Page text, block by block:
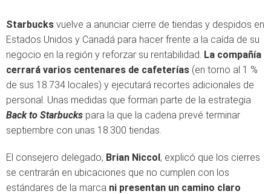
Starbucks vuelve a anunciar cierre de tiendas y despidos en
Estados Unidos y Canadá para hacer frente a la caída de su
negocio en la región y reforzar su rentabilidad. La compañía
cerrará varios centenares de cafeterías (en torno al 1 %
de sus 18.734 locales) y ejecutará recortes adicionales de
personal. Unas medidas que forman parte de la estrategia
Back to Starbucks para la que la cadena prevé terminar
septiembre con unas 18.300 tiendas.
El consejero delegado, Brian Niccol, explicó que los cierres
se centrarán en ubicaciones que no cumplen con los
estándares de la marca ni presentan un camino claro